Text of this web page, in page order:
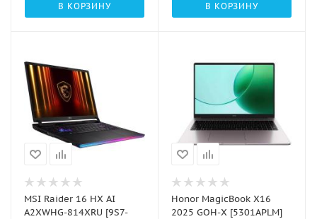
В КОРЗИНУ В КОРЗИНУ
MSI Raider 16 HX AI
A2XWHG-814XRU [9S7-
Honor MagicBook X16
2025 GOH-X [5301APLM]